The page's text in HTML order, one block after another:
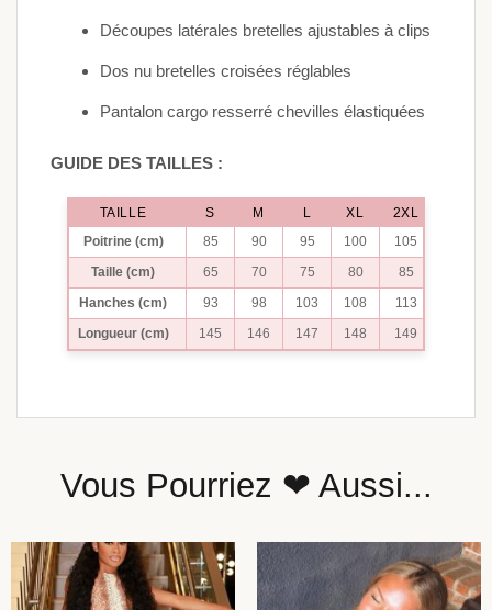
Découpes latérales bretelles ajustables à clips
Dos nu bretelles croisées réglables
Pantalon cargo resserré chevilles élastiquées
GUIDE DES TAILLES :
TAILLE S M L XL
2XL
Poitrine (cm)
85 90 95 100
105
Taille (cm)
65 70 75 80
85
Hanches (cm)
93 98 103 108
113
Longueur (cm)
145 146 147 148 149
Vous Pourriez ❤ Aussi...